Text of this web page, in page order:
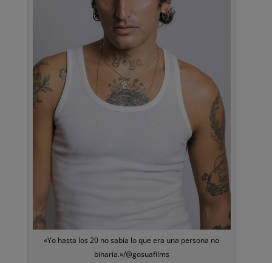
«Yo hasta los 20 no sabía lo que era una persona no
binaria.»/@gosuafilms